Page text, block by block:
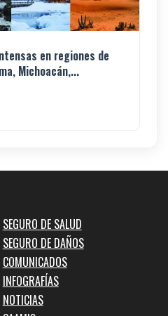
en regiones de
Michoacán,...
SEGURO DE SALUD
SEGURO DE DAÑOS
COMUNICADOS
INFOGRAFÍAS
NOTICIAS